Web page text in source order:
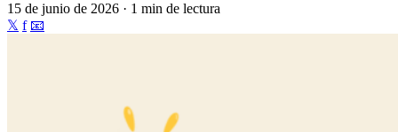
15 de junio de 2026 · 1 min de lectura
𝕏 f 📧